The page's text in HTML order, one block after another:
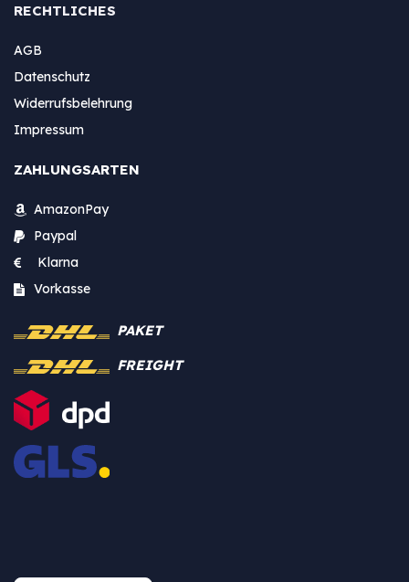
RECHTLICHES
AGB
Datenschutz
Widerrufsbelehrung
Impressum
ZAHLUNGSARTEN
AmazonPay
Paypal
Klarna
Vorkasse
PAKET
FREIGHT